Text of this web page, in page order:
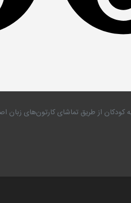
کودکان از طریق تماشای کارتون‌های